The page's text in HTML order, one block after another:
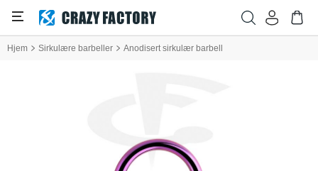
Hjem Sirkulære barbeller Anodisert sirkulær barbell